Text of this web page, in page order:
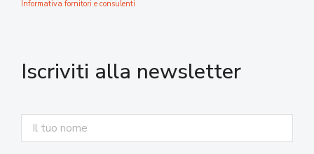
Informativa fornitori e consulenti
Iscriviti alla newsletter